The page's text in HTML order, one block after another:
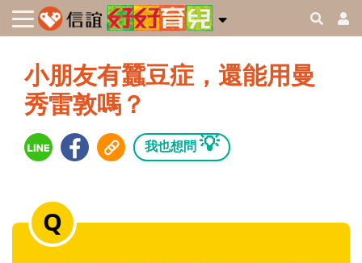
小朋友有蠶豆症，還能用曼
秀雷敦嗎？
我也想問 💡